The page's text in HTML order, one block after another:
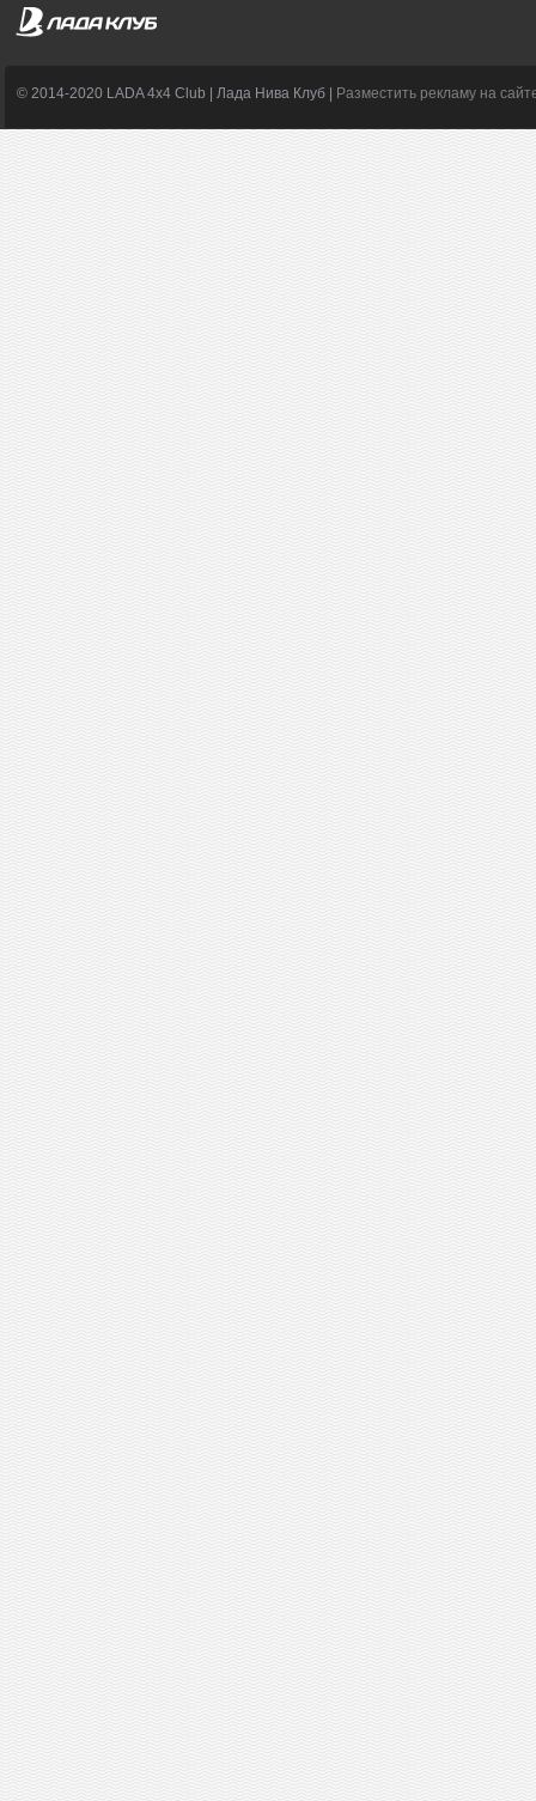
© 2014-2020 LADA 4x4 Club | Лада Нива Клуб | Разместить рекламу на